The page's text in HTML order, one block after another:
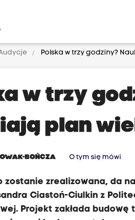
Polska w trzy godziny?
w trzy
plan
BOŃCZA O tym się mówi
zostanie zrealizowana, da
Ciastoń-Ciulkin z
Projekt zakłada